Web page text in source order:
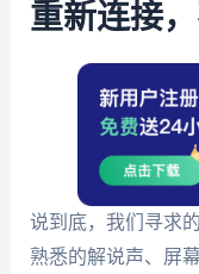
重新连接
说到底，我们寻求
熟悉的解说声、屏